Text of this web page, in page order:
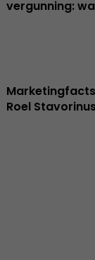
vergunning:
Roel